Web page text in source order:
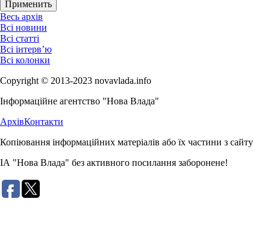
Весь архів
Всі новини
Всі статті
Всі інтерв’ю
Всі колонки
Copyright © 2013-2023 novavlada.info
Інформаційне агентство "Нова Влада"
АрхівКонтакти
Копіювання інформаційних матеріалів або їх частини з сайту
ІА "Нова Влада" без активного посилання заборонене!